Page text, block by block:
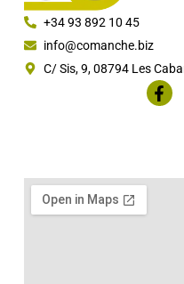
+34 93 892 10 45
info@comanche.biz
C/ Sis, 9, 08794 Les